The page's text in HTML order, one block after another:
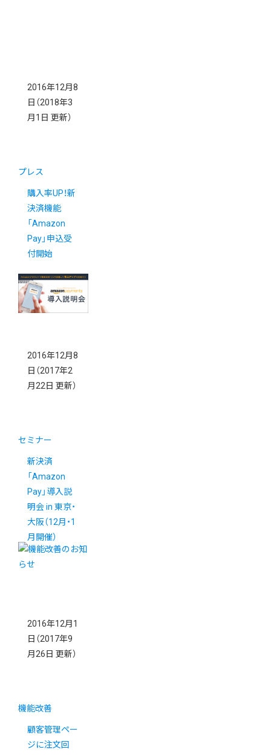
2016年12月8
日 （2018年3
月1日 更新）
プレス
購入率UP！新
決済機能
「Amazon
Pay」申込受
付開始
2016年12月8
日 （2017年2
月22日 更新）
セミナー
新決済
「Amazon
Pay」導入説
明会 in 東京・
大阪（12月・1
月開催）
2016年12月1
日 （2017年9
月26日 更新）
機能改善
顧客管理ペー
ジに注文回